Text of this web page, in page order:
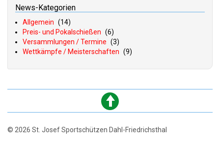
News-Kategorien
Allgemein (14)
Preis- und Pokalschießen (6)
Versammlungen / Termine (3)
Wettkämpfe / Meisterschaften (9)
© 2026 St. Josef Sportschützen Dahl-Friedrichsthal